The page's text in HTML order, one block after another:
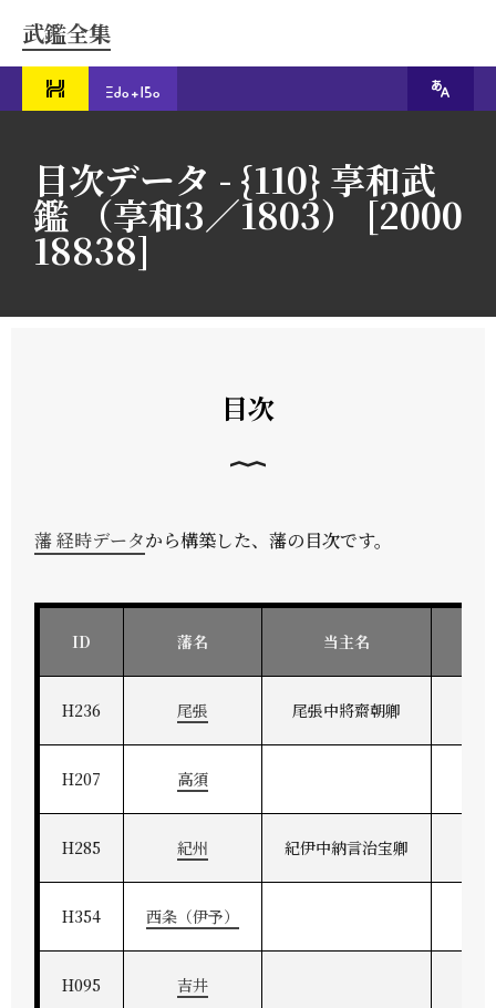
武鑑全集
目次データ - {110} 享和武
鑑 （享和3／1803） [2000
18838]
目次
藩 経時データから構築した、藩の目次です。
ID 藩名 当主名
H236 尾張 尾張中將齋朝卿
H207 高須
H285 紀州 紀伊中納言治宝卿
H354 西条（伊予）
H095 吉井